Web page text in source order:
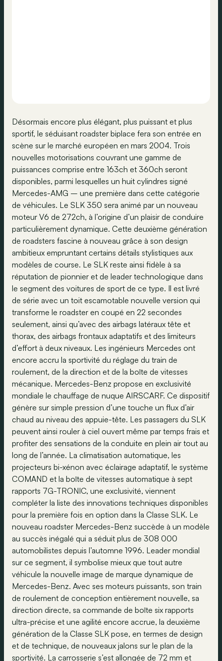
Désormais encore plus élégant, plus puissant et plus
sportif, le séduisant roadster biplace fera son entrée en
scène sur le marché européen en mars 2004. Trois
nouvelles motorisations couvrant une gamme de
puissances comprise entre 163ch et 360ch seront
disponibles, parmi lesquelles un huit cylindres signé
Mercedes-AMG – une première dans cette catégorie
de véhicules. Le SLK 350 sera animé par un nouveau
moteur V6 de 272ch, à l’origine d’un plaisir de conduire
particulièrement dynamique. Cette deuxième génération
de roadsters fascine à nouveau grâce à son design
ambitieux empruntant certains détails stylistiques aux
modèles de course. Le SLK reste ainsi fidèle à sa
réputation de pionnier et de leader technologique dans
le segment des voitures de sport de ce type. Il est livré
de série avec un toit escamotable nouvelle version qui
transforme le roadster en coupé en 22 secondes
seulement, ainsi qu’avec des airbags latéraux tête et
thorax, des airbags frontaux adaptatifs et des limiteurs
d’effort à deux niveaux. Les ingénieurs Mercedes ont
encore accru la sportivité du réglage du train de
roulement, de la direction et de la boîte de vitesses
mécanique. Mercedes-Benz propose en exclusivité
mondiale le chauffage de nuque AIRSCARF. Ce dispositif
génère sur simple pression d’une touche un flux d’air
chaud au niveau des appuie-tête. Les passagers du SLK
peuvent ainsi rouler à ciel ouvert même par temps frais et
profiter des sensations de la conduite en plein air tout au
long de l’année. La climatisation automatique, les
projecteurs bi-xénon avec éclairage adaptatif, le système
COMAND et la boîte de vitesses automatique à sept
rapports 7G-TRONIC, une exclusivité, viennent
compléter la liste des innovations techniques disponibles
pour la première fois en option dans la Classe SLK. Le
nouveau roadster Mercedes-Benz succède à un modèle
au succès inégalé qui a séduit plus de 308 000
automobilistes depuis l’automne 1996. Leader mondial
sur ce segment, il symbolise mieux que tout autre
véhicule la nouvelle image de marque dynamique de
Mercedes-Benz. Avec ses moteurs puissants, son train
de roulement de conception entièrement nouvelle, sa
direction directe, sa commande de boîte six rapports
ultra-précise et une agilité encore accrue, la deuxième
génération de la Classe SLK pose, en termes de design
et de technique, de nouveaux jalons sur le plan de la
sportivité. La carrosserie s’est allongée de 72 mm et